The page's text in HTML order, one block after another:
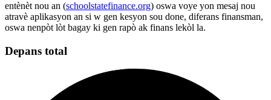
entènèt nou an (schoolstatefinance.org) oswa voye yon mesaj nou
atravè aplikasyon an si w gen kesyon sou done, diferans finansman,
oswa nenpòt lòt bagay ki gen rapò ak finans lekòl la.
Depans total